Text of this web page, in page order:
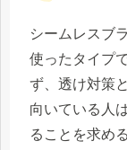
シームレスブ
使ったタイプ
ず、透け対策
向いている人
ることを求め